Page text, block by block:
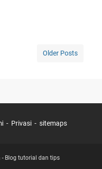
Older Posts
Privasi sitemaps
- Blog tutorial dan tips